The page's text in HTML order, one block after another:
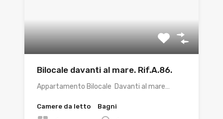
Bilocale davanti al mare. Rif.A.86.
Appartamento Bilocale Davanti al mare…
Camere da letto Bagni